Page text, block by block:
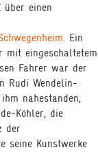
über einen
. Ein
mit eingeschaltetem
Fahrer war der
Rudi Wendelin-
nahestanden,
Köhler, die
der
seine Kunstwerke